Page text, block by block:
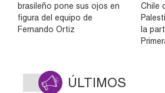
brasileño pone sus ojos en
figura del equipo de
Fernando Ortiz
Chile
la
ÚLTIMOS